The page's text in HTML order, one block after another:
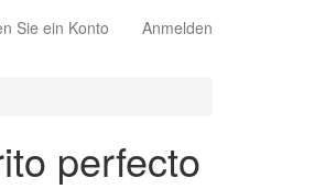
Sie ein Konto Anmelden
perfecto